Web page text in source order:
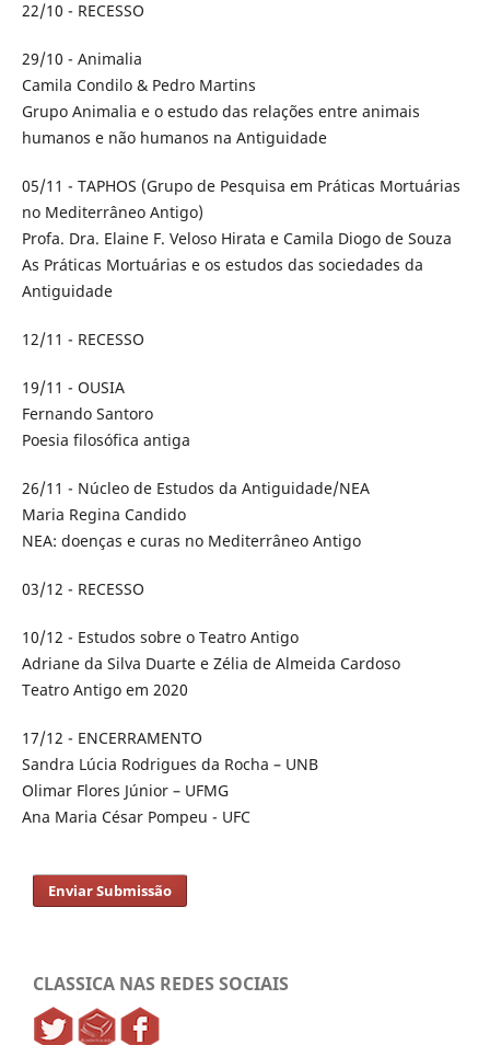
22/10 - RECESSO
29/10 - Animalia
Camila Condilo & Pedro Martins
Grupo Animalia e o estudo das relações entre animais
humanos e não humanos na Antiguidade
05/11 - TAPHOS (Grupo de Pesquisa em Práticas Mortuárias
no Mediterrâneo Antigo)
Profa. Dra. Elaine F. Veloso Hirata e Camila Diogo de Souza
As Práticas Mortuárias e os estudos das sociedades da
Antiguidade
12/11 - RECESSO
19/11 - OUSIA
Fernando Santoro
Poesia filosófica antiga
26/11 - Núcleo de Estudos da Antiguidade/NEA
Maria Regina Candido
NEA: doenças e curas no Mediterrâneo Antigo
03/12 - RECESSO
10/12 - Estudos sobre o Teatro Antigo
Adriane da Silva Duarte e Zélia de Almeida Cardoso
Teatro Antigo em 2020
17/12 - ENCERRAMENTO
Sandra Lúcia Rodrigues da Rocha – UNB
Olimar Flores Júnior – UFMG
Ana Maria César Pompeu - UFC
Enviar Submissão
CLASSICA NAS REDES SOCIAIS